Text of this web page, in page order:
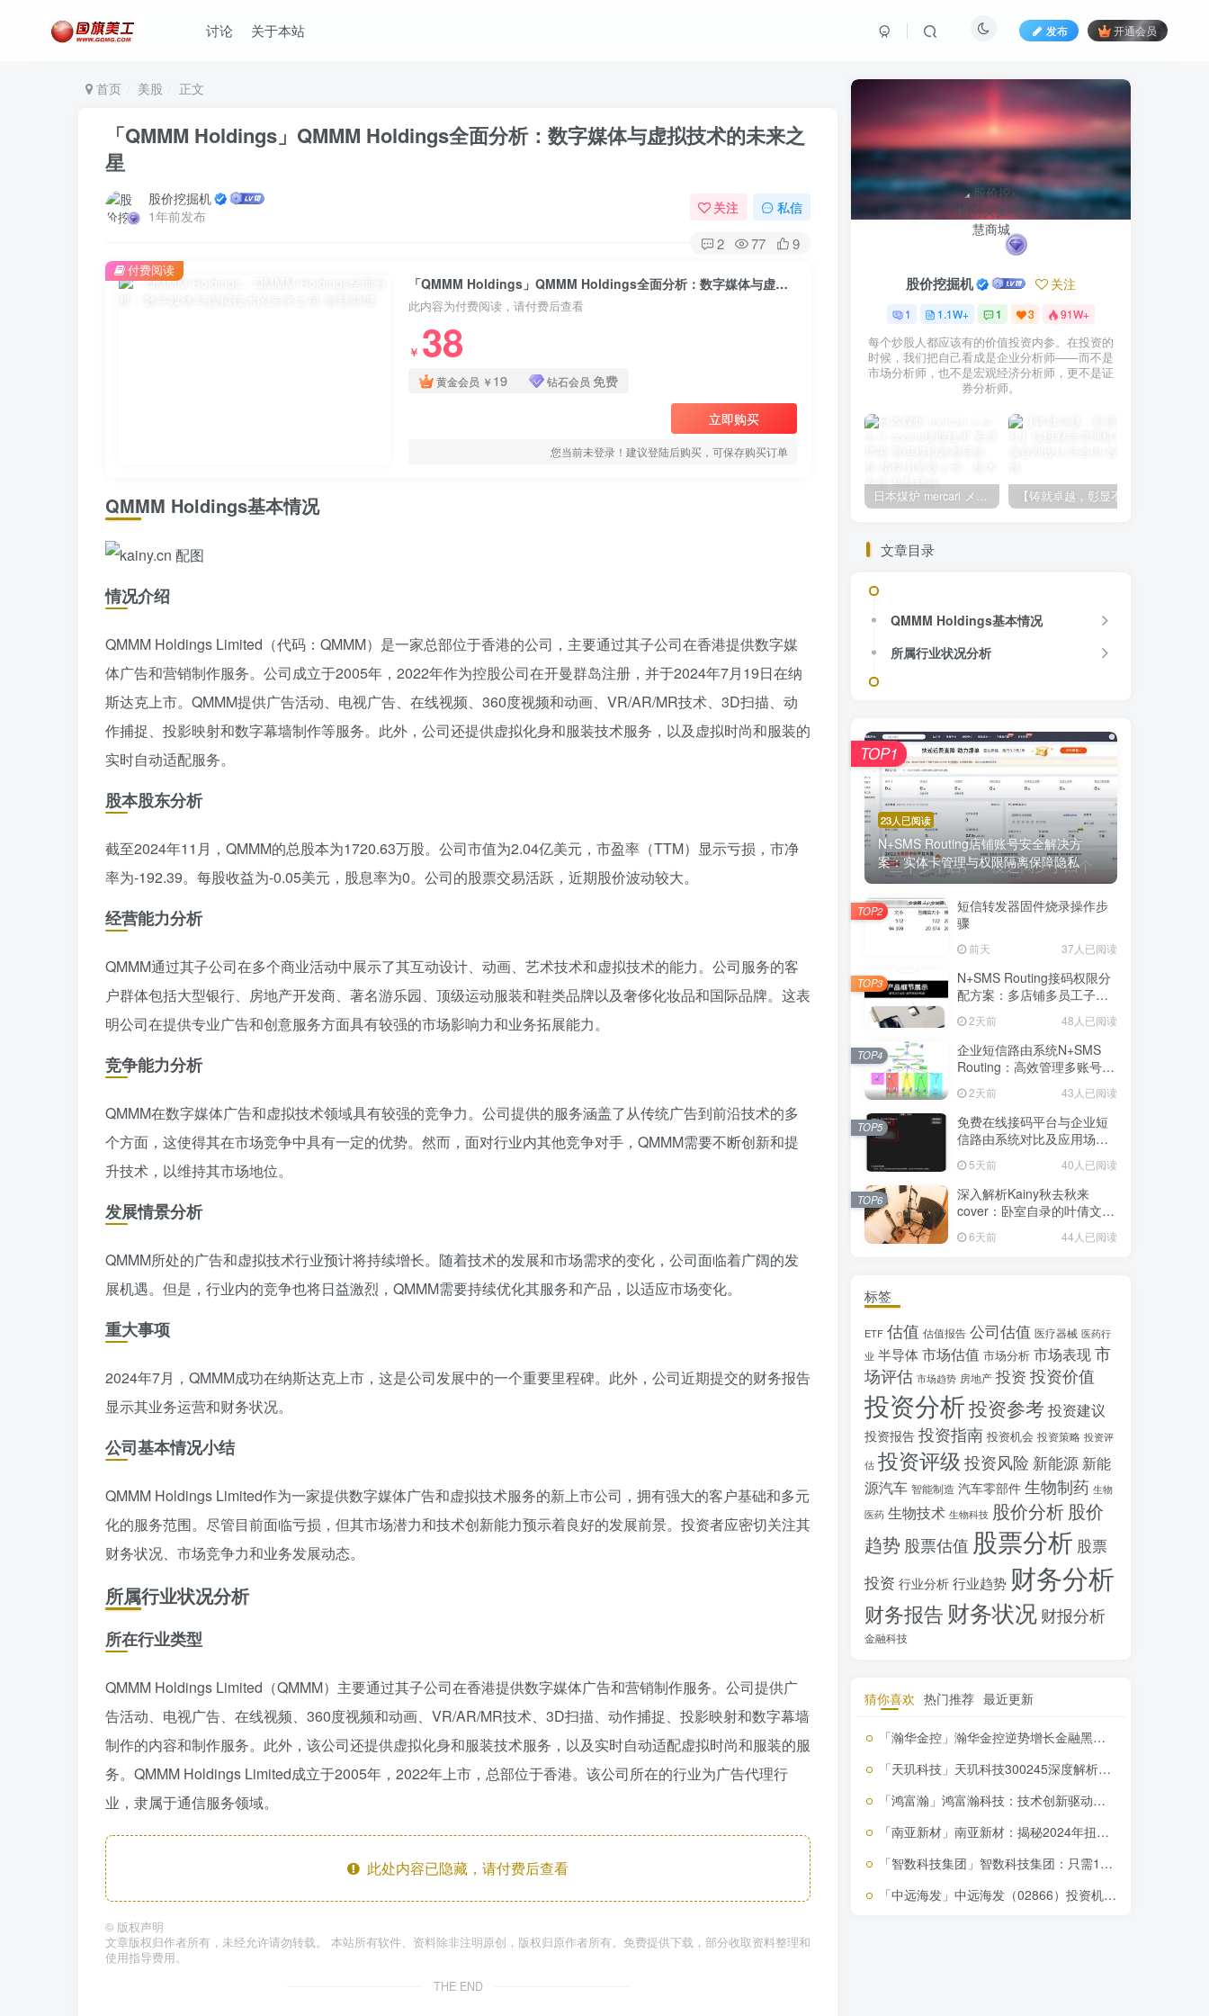
讨论 关于本站 发布 开通会员
首页 美股 正文
「QMMM Holdings」QMMM Holdings全面分析：数字媒体与虚拟技术的未来之
星
股价挖掘机
1年前发布
关注 私信
2 77 9
「QMMM Holdings」QMMM Holdings全面分析：数字媒体与虚拟技术的未来之星
此内容为付费阅读，请付费后查看
￥ 38
黄金会员 ￥ 19 钻石会员 免费
立即购买
您当前未登录！建议登陆后购买，可保存购买订单
付费阅读
QMMM Holdings基本情况
情况介绍
QMMM Holdings Limited（代码：QMMM）是一家总部位于香港的公司，主要通过其子公司在香港提供数字媒
体广告和营销制作服务。公司成立于2005年，2022年作为控股公司在开曼群岛注册，并于2024年7月19日在纳
斯达克上市。QMMM提供广告活动、电视广告、在线视频、360度视频和动画、VR/AR/MR技术、3D扫描、动
作捕捉、投影映射和数字幕墙制作等服务。此外，公司还提供虚拟化身和服装技术服务，以及虚拟时尚和服装的
实时自动适配服务。
股本股东分析
截至2024年11月，QMMM的总股本为1720.63万股。公司市值为2.04亿美元，市盈率（TTM）显示亏损，市净
率为-192.39。每股收益为-0.05美元，股息率为0。公司的股票交易活跃，近期股价波动较大。
经营能力分析
QMMM通过其子公司在多个商业活动中展示了其互动设计、动画、艺术技术和虚拟技术的能力。公司服务的客
户群体包括大型银行、房地产开发商、著名游乐园、顶级运动服装和鞋类品牌以及奢侈化妆品和国际品牌。这表
明公司在提供专业广告和创意服务方面具有较强的市场影响力和业务拓展能力。
竞争能力分析
QMMM在数字媒体广告和虚拟技术领域具有较强的竞争力。公司提供的服务涵盖了从传统广告到前沿技术的多
个方面，这使得其在市场竞争中具有一定的优势。然而，面对行业内其他竞争对手，QMMM需要不断创新和提
升技术，以维持其市场地位。
发展情景分析
QMMM所处的广告和虚拟技术行业预计将持续增长。随着技术的发展和市场需求的变化，公司面临着广阔的发
展机遇。但是，行业内的竞争也将日益激烈，QMMM需要持续优化其服务和产品，以适应市场变化。
重大事项
2024年7月，QMMM成功在纳斯达克上市，这是公司发展中的一个重要里程碑。此外，公司近期提交的财务报告
显示其业务运营和财务状况。
公司基本情况小结
QMMM Holdings Limited作为一家提供数字媒体广告和虚拟技术服务的新上市公司，拥有强大的客户基础和多元
化的服务范围。尽管目前面临亏损，但其市场潜力和技术创新能力预示着良好的发展前景。投资者应密切关注其
财务状况、市场竞争力和业务发展动态。
所属行业状况分析
所在行业类型
QMMM Holdings Limited（QMMM）主要通过其子公司在香港提供数字媒体广告和营销制作服务。公司提供广
告活动、电视广告、在线视频、360度视频和动画、VR/AR/MR技术、3D扫描、动作捕捉、投影映射和数字幕墙
制作的内容和制作服务。此外，该公司还提供虚拟化身和服装技术服务，以及实时自动适配虚拟时尚和服装的服
务。QMMM Holdings Limited成立于2005年，2022年上市，总部位于香港。该公司所在的行业为广告代理行
业，隶属于通信服务领域。
此处内容已隐藏，请付费后查看
© 版权声明
文章版权归作者所有，未经允许请勿转载。 本站所有软件、资料除非注明原创，版权归原作者所有。免费提供下载，部分收取资料整理和
使用指导费用。
THE END
股价挖掘机 关注
1 1.1W+ 1 3 91W+
每个炒股人都应该有的价值投资内参。在投资的
时候，我们把自己看成是企业分析师——而不是
市场分析师，也不是宏观经济分析师，更不是证
券分析师。
日本煤炉 mercari メルカリ cookie提取技术 安卓 苹果 雷电模拟器都可提取,指纹浏览器上号。技术支持
文章目录
QMMM Holdings基本情况
所属行业状况分析
23人已阅读
N+SMS Routing店铺账号安全解决方
案：实体卡管理与权限隔离保障隐私
TOP1
短信转发器固件烧录操作步
骤
前天 37人已阅读
TOP2
N+SMS Routing接码权限分
配方案：多店铺多员工子账
2天前 48人已阅读
TOP3
企业短信路由系统N+SMS
Routing：高效管理多账号验
2天前 43人已阅读
TOP4
免费在线接码平台与企业短
信路由系统对比及应用场景
5天前 40人已阅读
TOP5
深入解析Kainy秋去秋来
cover：卧室自录的叶倩文经
典粤语情歌翻唱
6天前 44人已阅读
TOP6
标签
ETF 估值 估值报告 公司估值 医疗器械 医药行
业 半导体市场估值 市场分析 市场表现市
场评估 市场趋势 房地产 投资 投资价值
投资分析投资参考 投资建议
投资报告 投资指南 投资机会 投资策略 投资评
估 投资评级 投资风险 新能源 新能
源汽车 智能制造 汽车零部件 生物制药 生物
医药 生物技术 生物科技 股价分析 股价
趋势 股票估值 股票分析 股票
投资 行业分析 行业趋势 财务分析
财务报告 财务状况财报分析
金融科技
猜你喜欢 热门推荐 最近更新
「瀚华金控」瀚华金控逆势增长金融黑马揭秘
「天玑科技」天玑科技300245深度解析：你不看绝对会后悔的IT服务潜力股
「鸿富瀚」鸿富瀚科技：技术创新驱动，消费电子领域领航者，投资
「南亚新材」南亚新材：揭秘2024年扭亏为盈背后的投资机会！
「智数科技集团」智数科技集团：只需1秒钟了解金融科技巨头，市
「中远海发」中远海发（02866）投资机会：股价低估20%，未来增长潜力巨大